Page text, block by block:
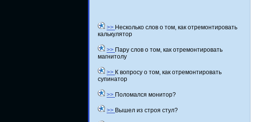
>> Несколько слов о том, как отремонтировать
калькулятор
>> Пару слов о том, как отремонтировать
магнитолу
>> К вопросу о том, как отремонтировать
супинатор
>> Поломался монитор?
>> Вышел из строя стул?